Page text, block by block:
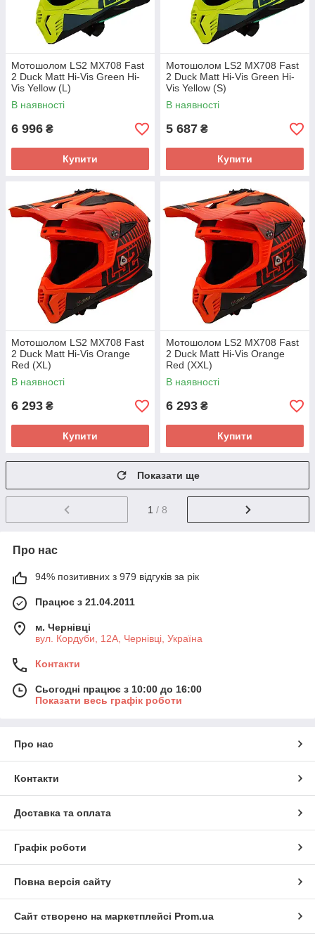
Мотошолом LS2 MX708 Fast
2 Duck Matt Hi-Vis Green Hi-
Vis Yellow (L)
В наявності
6 996 ₴
Купити
Мотошолом LS2 MX708 Fast
2 Duck Matt Hi-Vis Green Hi-
Vis Yellow (S)
В наявності
5 687 ₴
Купити
Мотошолом LS2 MX708 Fast
2 Duck Matt Hi-Vis Orange
Red (XL)
В наявності
6 293 ₴
Купити
Мотошолом LS2 MX708 Fast
2 Duck Matt Hi-Vis Orange
Red (XXL)
В наявності
6 293 ₴
Купити
Показати ще
1 / 8
Про нас
94% позитивних з 979 відгуків за рік
Працює з 21.04.2011
м. Чернівці
вул. Кордуби, 12А, Чернівці, Україна
Контакти
Сьогодні працює з 10:00 до 16:00
Показати весь графік роботи
Про нас
Контакти
Доставка та оплата
Графік роботи
Повна версія сайту
Сайт створено на маркетплейсі Prom.ua